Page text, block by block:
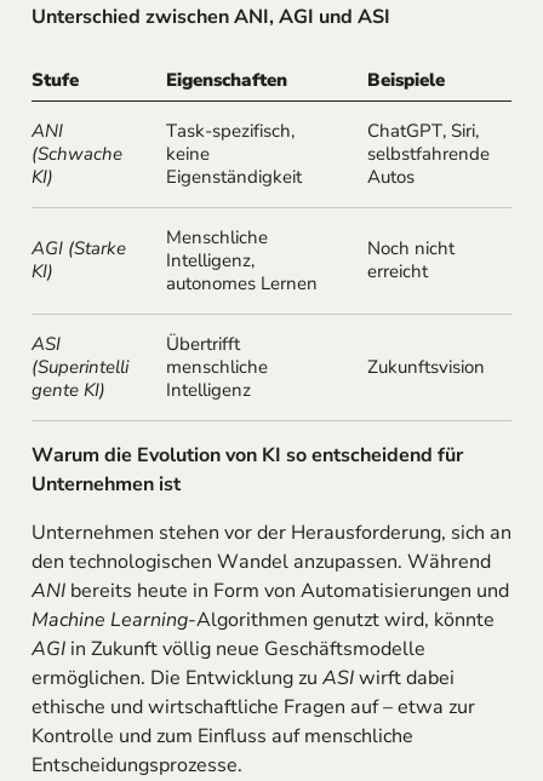
Unterschied zwischen ANI, AGI und ASI
Stufe Eigenschaften Beispiele
ANI
(Schwache
KI)
Task-spezifisch,
keine
Eigenständigkeit
ChatGPT, Siri,
selbstfahrende
Autos
AGI (Starke
KI)
Menschliche
Intelligenz,
autonomes Lernen
Noch nicht
erreicht
ASI
(Superintelli
gente KI)
Übertrifft
menschliche
Intelligenz
Zukunftsvision
Warum die Evolution von KI so entscheidend für
Unternehmen ist
Unternehmen stehen vor der Herausforderung, sich an
den technologischen Wandel anzupassen. Während
ANIbereits heute in Form von Automatisierungen und
Machine Learning-Algorithmen genutzt wird, könnte
AGIin Zukunft völlig neue Geschäftsmodelle
ermöglichen. Die Entwicklung zu ASIwirft dabei
ethische und wirtschaftliche Fragen auf – etwa zur
Kontrolle und zum Einfluss auf menschliche
Entscheidungsprozesse.